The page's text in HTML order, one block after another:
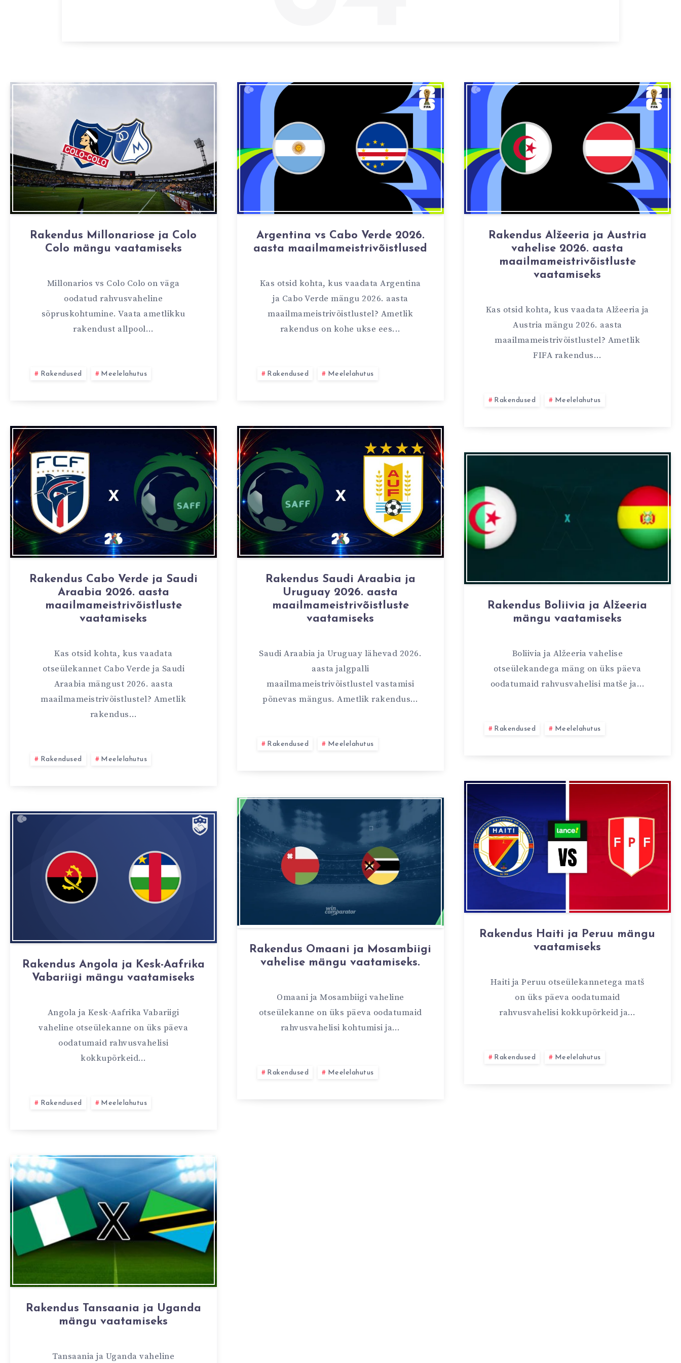
Rakendus Millonariose ja Colo
Colo mängu vaatamiseks
Millonarios vs Colo Colo on väga
oodatud rahvusvaheline
sõpruskohtumine. Vaata ametlikku
rakendust allpool…
Rakendused Meelelahutus
Argentina vs Cabo Verde 2026.
aasta maailmameistrivõistlused
Kas otsid kohta, kus vaadata Argentina
ja Cabo Verde mängu 2026. aasta
maailmameistrivõistlustel? Ametlik
rakendus on kohe ukse ees...
Rakendused Meelelahutus
Rakendus Alžeeria ja Austria
vahelise 2026. aasta
maailmameistrivõistluste
vaatamiseks
Kas otsid kohta, kus vaadata Alžeeria ja
Austria mängu 2026. aasta
maailmameistrivõistlustel? Ametlik
FIFA rakendus…
Rakendused Meelelahutus
Rakendus Cabo Verde ja Saudi
Araabia 2026. aasta
maailmameistrivõistluste
vaatamiseks
Kas otsid kohta, kus vaadata
otseülekannet Cabo Verde ja Saudi
Araabia mängust 2026. aasta
maailmameistrivõistlustel? Ametlik
rakendus…
Rakendused Meelelahutus
Rakendus Saudi Araabia ja
Uruguay 2026. aasta
maailmameistrivõistluste
vaatamiseks
Saudi Araabia ja Uruguay lähevad 2026.
aasta jalgpalli
maailmameistrivõistlustel vastamisi
põnevas mängus. Ametlik rakendus…
Rakendused Meelelahutus
Rakendus Boliivia ja Alžeeria
mängu vaatamiseks
Boliivia ja Alžeeria vahelise
otseülekandega mäng on üks päeva
oodatumaid rahvusvahelisi matše ja…
Rakendused Meelelahutus
Rakendus Angola ja Kesk-Aafrika
Vabariigi mängu vaatamiseks
Angola ja Kesk-Aafrika Vabariigi
vaheline otseülekanne on üks päeva
oodatumaid rahvusvahelisi
kokkupõrkeid…
Rakendused Meelelahutus
Rakendus Omaani ja Mosambiigi
vahelise mängu vaatamiseks.
Omaani ja Mosambiigi vaheline
otseülekanne on üks päeva oodatumaid
rahvusvahelisi kohtumisi ja…
Rakendused Meelelahutus
Rakendus Haiti ja Peruu mängu
vaatamiseks
Haiti ja Peruu otseülekannetega matš
on üks päeva oodatumaid
rahvusvahelisi kokkupõrkeid ja…
Rakendused Meelelahutus
Rakendus Tansaania ja Uganda
mängu vaatamiseks
Tansaania ja Uganda vaheline